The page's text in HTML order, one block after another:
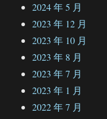
2024 年 5 月
2023 年 12 月
2023 年 10 月
2023 年 8 月
2023 年 7 月
2023 年 1 月
2022 年 7 月